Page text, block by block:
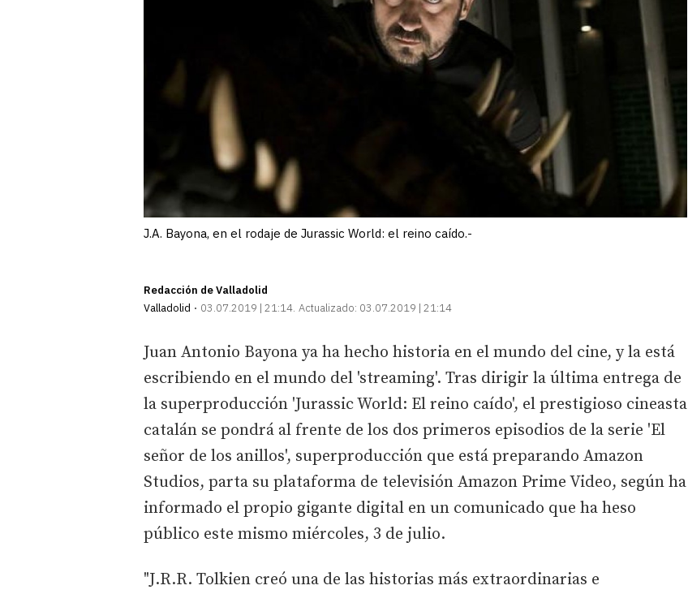
J.A. Bayona, en el rodaje de Jurassic World: el reino caído.-
Redacción de Valladolid
Valladolid
03.07.2019 | 21:14 Actualizado: 03.07.2019 | 21:14
Juan Antonio Bayona ya ha hecho historia en el mundo del cine, y la está
escribiendo en el mundo del 'streaming'. Tras dirigir la última entrega de
la superproducción 'Jurassic World: El reino caído', el prestigioso cineasta
catalán se pondrá al frente de los dos primeros episodios de la serie 'El
señor de los anillos', superproducción que está preparando Amazon
Studios, parta su plataforma de televisión Amazon Prime Video, según ha
informado el propio gigante digital en un comunicado que ha heso
público este mismo miércoles, 3 de julio.
"J.R.R. Tolkien creó una de las historias más extraordinarias e